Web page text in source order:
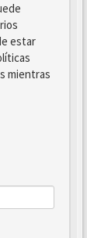
estar
mientras